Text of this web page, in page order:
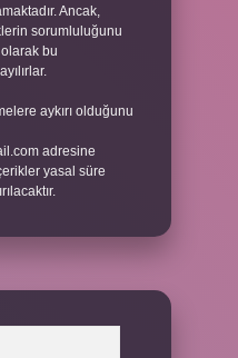
Ancak,
sorumluluğunu
bu
aykırı olduğunu
adresine
yasal süre